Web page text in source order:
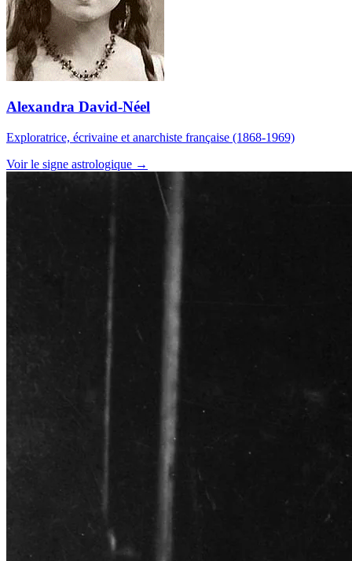
Alexandra David-Néel
Exploratrice, écrivaine et anarchiste française (1868-1969)
Voir le signe astrologique →